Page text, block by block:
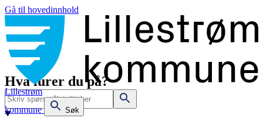
Gå til hovedinnhold
Lillestrøm
kommune
Søk
Hva lurer du på?